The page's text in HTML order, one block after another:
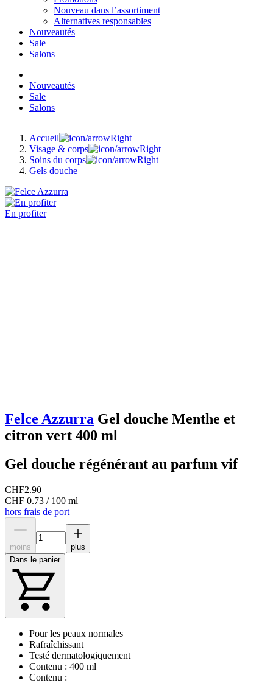
Nouveau dans l’assortiment
Alternatives responsables
Nouveautés
Sale
Salons
Nouveautés
Sale
Salons
Accueil
Visage & corps
Soins du corps
Gels douche
En profiter
Felce Azzurra Gel douche Menthe et
citron vert 400 ml
Gel douche régénérant au parfum vif
CHF2.90
CHF 0.73 / 100 ml
hors frais de port
moins
plus
Dans le panier
Pour les peaux normales
Rafraîchissant
Testé dermatologiquement
Contenu : 400 ml
Contenu :